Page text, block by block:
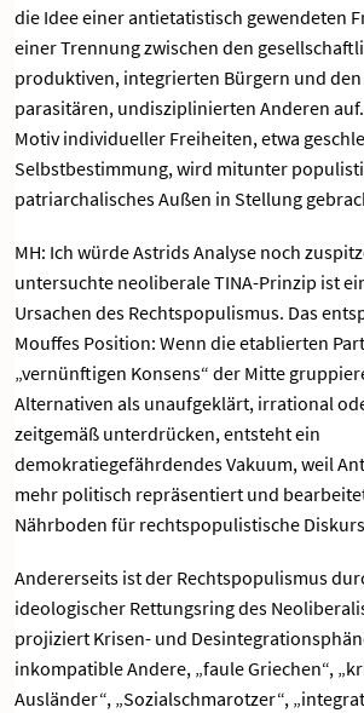
die Idee einer antietatistisch gewendeten
einer Trennung zwischen den
produktiven, integrierten Bürgern und
parasitären, undisziplinierten Anderen
Motiv individueller Freiheiten, etwa
Selbstbestimmung, wird mitunter
patriarchalisches Außen in Stellung
MH: Ich würde Astrids Analyse noch
untersuchte neoliberale TINA-Prinzip ist
Ursachen des Rechtspopulismus. Das
Mouffes Position: Wenn die etablierten
„vernünftigen Konsens“ der Mitte
Alternativen als unaufgeklärt, irrational
zeitgemäß unterdrücken, entsteht ein
demokratiegefährdendes Vakuum, weil
mehr politisch repräsentiert und
Nährboden für rechtspopulistische
Andererseits ist der Rechtspopulismus
ideologischer Rettungsring des
projiziert Krisen- und
inkompatible Andere, „faule Griechen“,
Ausländer“, „Sozialschmarotzer“,